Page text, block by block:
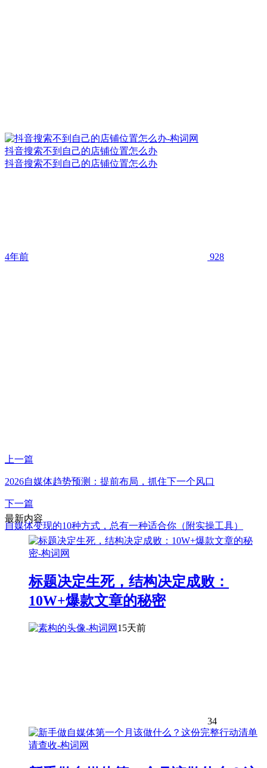
抖音搜索不到自己的店铺位置怎么办
抖音搜索不到自己的店铺位置怎么办
4年前 928
上一篇
2026自媒体趋势预测：提前布局，抓住下一个风口
下一篇
自媒体变现的10种方式，总有一种适合你（附实操工具）
最新内容
标题决定生死，结构决定成败：
10W+爆款文章的秘密
15天前
34